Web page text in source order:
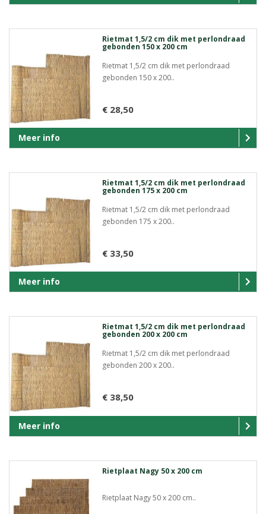
Rietmat 1,5/2 cm dik met perlondraad
gebonden 150 x 200 cm
Rietmat 1,5/2 cm dik met perlondraad
gebonden 150 x 200..
€ 28,50
Meer info
Rietmat 1,5/2 cm dik met perlondraad
gebonden 175 x 200 cm
Rietmat 1,5/2 cm dik met perlondraad
gebonden 175 x 200..
€ 33,50
Meer info
Rietmat 1,5/2 cm dik met perlondraad
gebonden 200 x 200 cm
Rietmat 1,5/2 cm dik met perlondraad
gebonden 200 x 200..
€ 38,50
Meer info
Rietplaat Nagy 50 x 200 cm
Rietplaat Nagy 50 x 200 cm..